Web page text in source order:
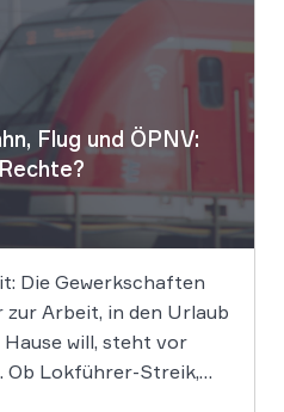
Flug und ÖPNV:
Die Gewerkschaften
zur Arbeit, in den Urlaub
will, steht vor
Ob Lokführer-Streik,